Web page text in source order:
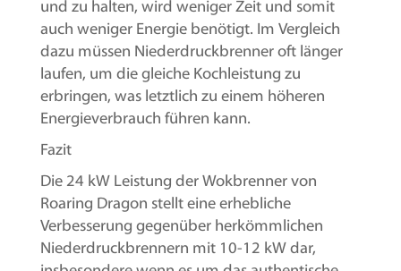
und zu halten, wird weniger Zeit und somit
auch weniger Energie benötigt. Im Vergleich
dazu müssen Niederdruckbrenner oft länger
laufen, um die gleiche Kochleistung zu
erbringen, was letztlich zu einem höheren
Energieverbrauch führen kann.
Fazit
Die 24 kW Leistung der Wokbrenner von
Roaring Dragon stellt eine erhebliche
Verbesserung gegenüber herkömmlichen
Niederdruckbrennern mit 10-12 kW dar,